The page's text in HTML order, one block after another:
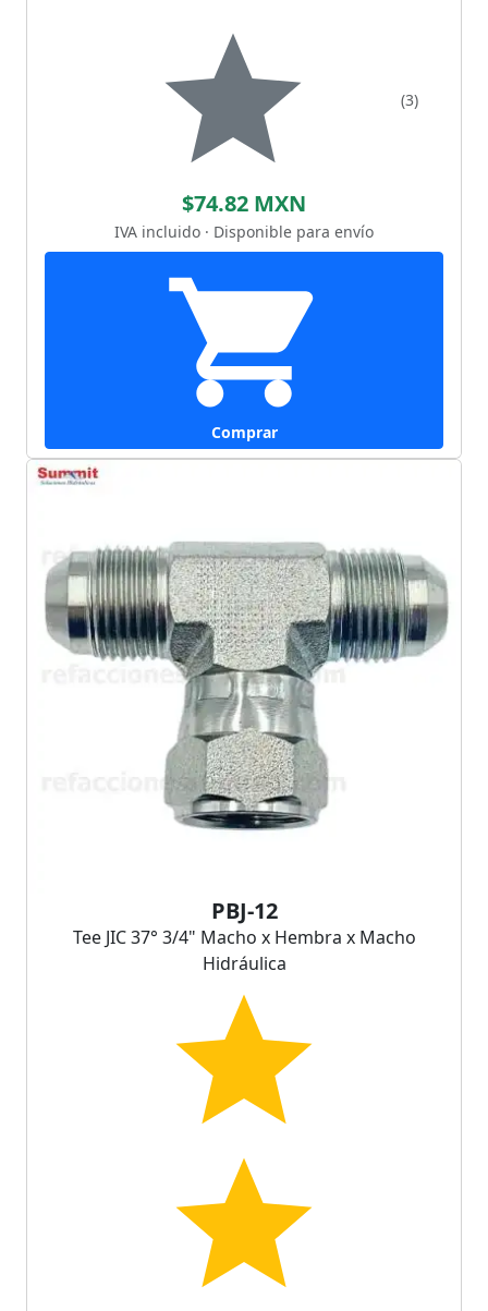
(3)
$74.82 MXN
IVA incluido · Disponible para envío
Comprar
PBJ-12
Tee JIC 37° 3/4" Macho x Hembra x Macho
Hidráulica